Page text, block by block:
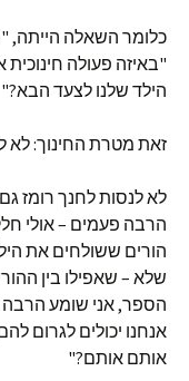
כלומר השאלה הייתה,
"באיזה פעולה
הילד שלנו לצעד הבא?"
זאת מטרת החינוך: לא
לא לנסות לחנך רומז
הרבה פעמים – אולי
הורים ששולחים את
שלא – שאפילו בין
הספר, אני שומע
אנחנו יכולים לגרום
אותם אותם?"